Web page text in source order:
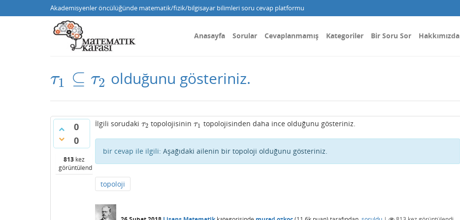
Akademisyenler öncülüğünde matematik/fizik/bilgisayar bilimleri soru cevap platformu
Anasayfa Sorular Cevaplanmamış Kategoriler Bir Soru Sor Hakkımızda
τ1 ⊆ τ2
τ1 ⊆τ 2 olduğunu gösteriniz.
0
0
813 kez
görüntülendi
İlgili sorudaki τ2
τ2 topolojisininτ1
τ1 topolojisinden daha ince olduğunu gösteriniz.
bir cevap ile ilgili: Aşağıdaki ailenin bir topoloji olduğunu gösteriniz.
topoloji